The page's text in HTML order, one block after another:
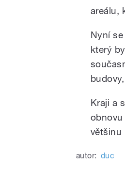
areálu,
Nyní
který
Kraji a
obnovu
většinu
autor: duc